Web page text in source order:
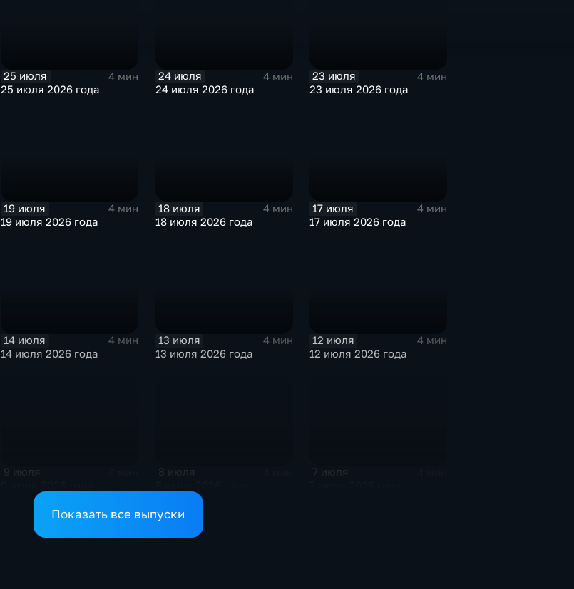
25 июля
4 мин
25 июля 2026 года
24 июля
4 мин
24 июля 2026 года
23 июля
4 мин
23 июля 2026 года
19 июля
4 мин
19 июля 2026 года
18 июля
4 мин
18 июля 2026 года
17 июля
4 мин
17 июля 2026 года
14 июля
4 мин
14 июля 2026 года
13 июля
4 мин
13 июля 2026 года
12 июля
4 мин
12 июля 2026 года
9 июля 8 июля 7 июля
Показать все выпуски